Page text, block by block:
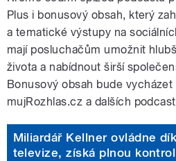
Plus i bonusový obsah, který
a tematické výstupy na
mají posluchačům umožnit
života a nabídnout širší
Bonusový obsah bude
mujRozhlas.cz a dalších
Miliardář Kellner ovládne
televize, získá plnou